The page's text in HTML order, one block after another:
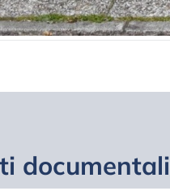
documentali